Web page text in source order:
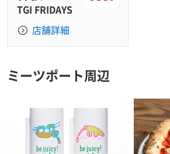
TGI FRIDAYS
店舗詳細
ミーツポート周辺